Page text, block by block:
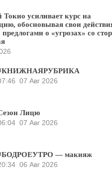
усиливает курс на
обосновывая свои
о «угрозах» со
07 Авг 2026
Лицю
07 Авг 2026
— макияж
06 Авг 2026